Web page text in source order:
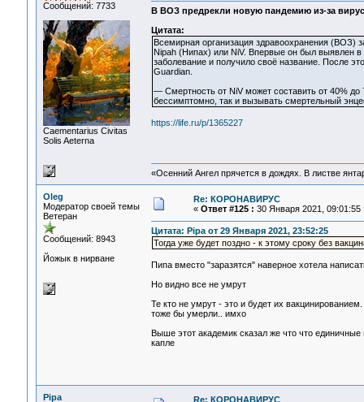
Сообщений: 7733
Сaementarius Civitas
Solis Aeterna
В ВОЗ предрекли новую пандемию из-за
Цитата:
Всемирная организация здравоохранения (ВОЗ)
Nipah (Нипах) или NiV. Впервые он был выявлен
заболевание и получило своё название. После
Guardian.
— Смертность от NiV может составить от 40% до
бессимптомно, так и вызывать смертельный
https://life.ru/p/1365227
«Осенний Ангел прячется в дождях. В листве
Oleg
Модератор своей темы
Ветеран
Сообщений: 8943
Йожык в нирване
Re: КОРОНАВИРУС
« Ответ #125 : 30 Января 2021, 09:01:55
Цитата: Pipa от 29 Января 2021, 23:52:25
Тогда уже будет поздно - к этому сроку без
Пипа вместо "заразятся" наверное хотела
Но видно все не умрут
Те кто не умрут - это и будет их
тоже бы умерли.. имхо
Выше этот академик сказал же что что
капле
Pipa Re: КОРОНАВИРУС